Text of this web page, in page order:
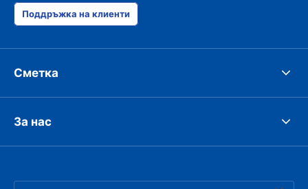
Поддръжка на клиенти
Сметка
За нас